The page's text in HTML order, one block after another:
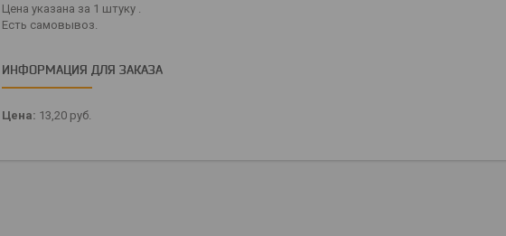
Цена указана за 1 штуку .
Есть самовывоз.
ИНФОРМАЦИЯ ДЛЯ ЗАКАЗА
Цена: 13,20 руб.